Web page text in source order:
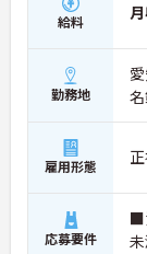
給料
勤務地
雇用形態
応募要件
■